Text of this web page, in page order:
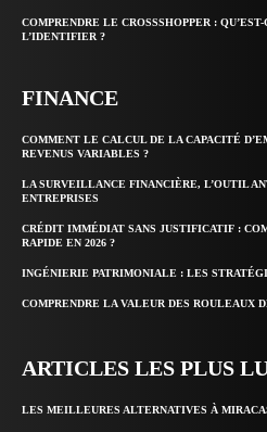
COMPRENDRE LE CROSSSHOPPER :
L’IDENTIFIER ?
FINANCE
COMMENT LE CALCUL DE LA CAPACITÉ
REVENUS VARIABLES ?
LA SURVEILLANCE FINANCIÈRE, L’OUTIL
ENTREPRISES
CRÉDIT IMMÉDIAT SANS JUSTIFICATIF :
RAPIDE EN 2026 ?
INGÉNIERIE PATRIMONIALE : LES
COMPRENDRE LA VALEUR DES ROULEAUX
ARTICLES LES PLUS
LES MEILLEURES ALTERNATIVES À